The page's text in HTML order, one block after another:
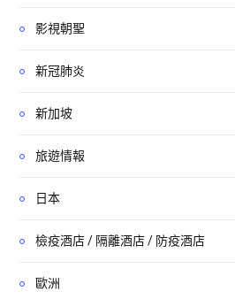
影視朝聖
新冠肺炎
新加坡
旅遊情報
日本
檢疫酒店 / 隔離酒店 / 防疫酒店
歐洲